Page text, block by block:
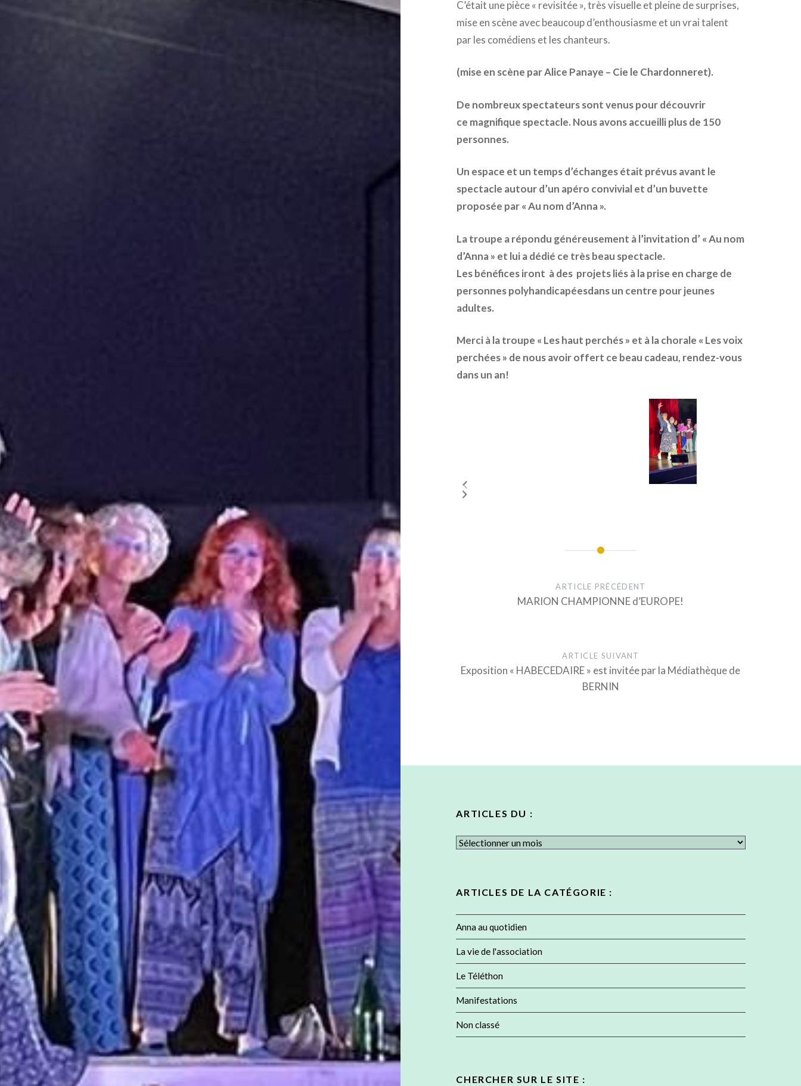
C’était une pièce « revisitée », très visuelle et pleine de surprises,
mise en scène avec beaucoup d’enthousiasme et un vrai talent
par les comédiens et les chanteurs.
(mise en scène par Alice Panaye – Cie le Chardonneret).
De nombreux spectateurs sont venus pour découvrir
ce magnifique spectacle. Nous avons accueilli plus de 150
personnes.
Un espace et un temps d’échanges était prévus avant le
spectacle autour d’un apéro convivial et d’un buvette
proposée par « Au nom d’Anna ».
La troupe arépondu généreusement à l’invitation d’ « Au nom
d’Anna » et lui a dédié ce très beau spectacle.
Lesbénéficesiront à des projets liés à la prise en charge de
personnes polyhandicapéesdans un centre pour jeunes
adultes.
Merci à la troupe « Les haut perchés » et à la chorale « Les voix
perchées » de nous avoir offert ce beau cadeau, rendez-vous
dans un an!
Navigation
de
ARTICLE PRÉCÉDENT
MARION CHAMPIONNE d’EUROPE!
ARTICLE SUIVANT
Exposition « HABECEDAIRE » est invitée par la Médiathèque de
BERNIN
ARTICLES DU :
Articles
ARTICLES DE LA CATÉGORIE :
Anna au quotidien
La vie de l'association
Le Téléthon
Manifestations
Non classé
CHERCHER SUR LE SITE :